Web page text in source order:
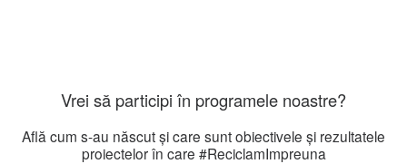
Vrei să participi în programele noastre?
Află cum s-au născut și care sunt obiectivele și rezultatele
proiectelor în care #ReciclamImpreuna